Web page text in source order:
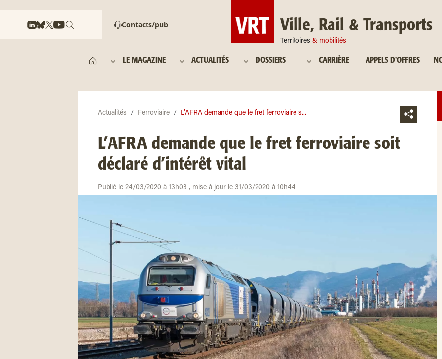
Contacts/pub Ville, Rail & Transports
Territoires & mobilités
LE MAGAZINE ACTUALITÉS DOSSIERS CARRIÈRE APPELS D'OFFRES
Actualités Ferroviaire L’AFRA demande que le fret ferroviaire s...
L’AFRA demande que le fret ferroviaire soit
déclaré d’intérêt vital
Publié le 24/03/2020 à 13h03 , mise à jour le 31/03/2020 à 10h44